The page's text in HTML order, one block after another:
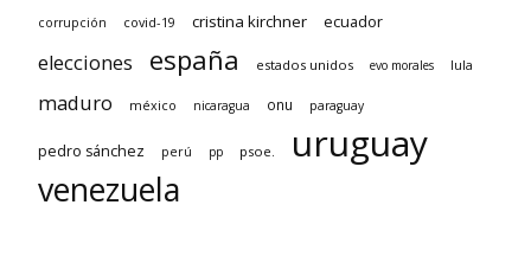
corrupción covid-19 cristina kirchner ecuador
elecciones españa estados unidos evo morales lula
maduro méxico nicaragua onu paraguay
pedro sánchez perú pp psoe. uruguay
venezuela